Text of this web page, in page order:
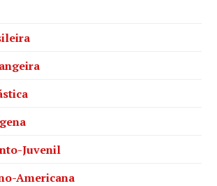
Juvenil
Americana